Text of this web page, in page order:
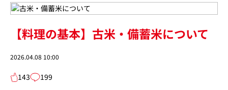
【料理の基本】古米・備蓄米について
2026.04.08 10:00
143 199